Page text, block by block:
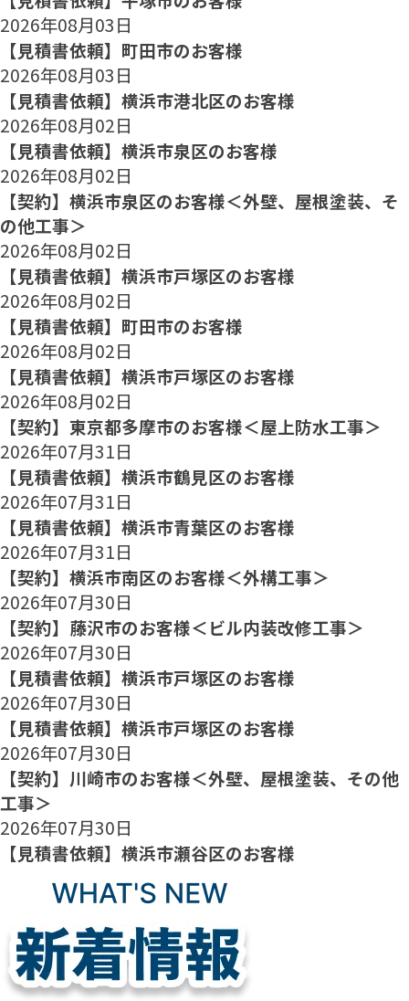
2026年08月03日
【見積書依頼】町田市のお客様
2026年08月03日
【見積書依頼】横浜市港北区のお客様
2026年08月02日
【見積書依頼】横浜市泉区のお客様
2026年08月02日
【契約】横浜市泉区のお客様＜外壁、屋根塗装、そ
の他工事＞
2026年08月02日
【見積書依頼】横浜市戸塚区のお客様
2026年08月02日
【見積書依頼】町田市のお客様
2026年08月02日
【見積書依頼】横浜市戸塚区のお客様
2026年08月02日
【契約】東京都多摩市のお客様＜屋上防水工事＞
2026年07月31日
【見積書依頼】横浜市鶴見区のお客様
2026年07月31日
【見積書依頼】横浜市青葉区のお客様
2026年07月31日
【契約】横浜市南区のお客様＜外構工事＞
2026年07月30日
【契約】藤沢市のお客様＜ビル内装改修工事＞
2026年07月30日
【見積書依頼】横浜市戸塚区のお客様
2026年07月30日
【見積書依頼】横浜市戸塚区のお客様
2026年07月30日
【契約】川崎市のお客様＜外壁、屋根塗装、その他
工事＞
2026年07月30日
【見積書依頼】横浜市瀬谷区のお客様